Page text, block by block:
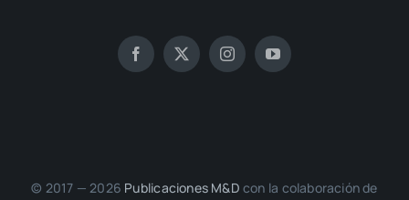
© 2017 — 2026 Publi­ca­cio­nes M&D con la cola­bo­ra­ción de